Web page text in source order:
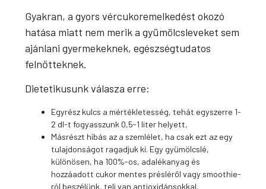
Gyakran, a gyors vércukoremelkedést okozó
hatása miatt nem merik a gyümölcsleveket sem
ajánlani gyermekeknek, egészségtudatos
felnőtteknek.
Dietetikusunk válasza erre:
Egyrész kulcs a mértékletesség, tehát egyszerre 1-
2 dl-t fogyasszunk 0,5-1 liter helyett,
Másrészt hibás az a szemlélet, ha csak ezt az egy
tulajdonságot ragadjuk ki. Egy gyümölcslé,
különösen, ha 100%-os, adalékanyag és
hozzáadott cukor mentes présléről vagy smoothie-
ról beszélünk, teli van antioxidánsokkal,